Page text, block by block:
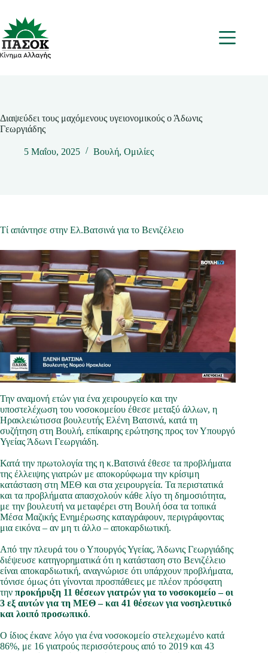
περιεχόμενο
Μενου
Διαψεύδει τους μαχόμενους υγειονομικούς ο Άδωνις
Γεωργιάδης
5 Μαΐου, 2025 Βουλή, Ομιλίες
Τί απάντησε στην Ελ.Βατσινά για το Βενιζέλειο
Την αναμονή ετών για ένα χειρουργείο και την
υποστελέχωση του νοσοκομείου έθεσε μεταξύ άλλων, η
Ηρακλειώτισσα βουλευτής Ελένη Βατσινά, κατά τη
συζήτηση στη Βουλή, επίκαιρης ερώτησης προς τον Υπουργό
Υγείας Άδωνι Γεωργιάδη.
Κατά την πρωτολογία της η κ.Βατσινά έθεσε τα προβλήματα
της έλλειψης γιατρών με αποκορύφωμα την κρίσιμη
κατάσταση στη ΜΕΘ και στα χειρουργεία. Τα περιστατικά
και τα προβλήματα απασχολούν κάθε λίγο τη δημοσιότητα,
με την βουλευτή να μεταφέρει στη Βουλή όσα τα τοπικά
Μέσα Μαζικής Ενημέρωσης καταγράφουν, περιγράφοντας
μια εικόνα – αν μη τι άλλο – αποκαρδιωτική.
Από την πλευρά του ο Υπουργός Υγείας, Άδωνις Γεωργιάδης
διέψευσε κατηγορηματικά ότι η κατάσταση στο Βενιζέλειο
είναι αποκαρδιωτική, αναγνώρισε ότι υπάρχουν προβλήματα,
τόνισε όμως ότι γίνονται προσπάθειες με πλέον πρόσφατη
την προκήρυξη 11 θέσεων γιατρών για το νοσοκομείο – οι
3 εξ αυτών για τη ΜΕΘ – και 41 θέσεων για νοσηλευτικό
και λοιπό προσωπικό.
Ο ίδιος έκανε λόγο για ένα νοσοκομείο στελεχωμένο κατά
86%, με 16 γιατρούς περισσότερους από το 2019 και 43